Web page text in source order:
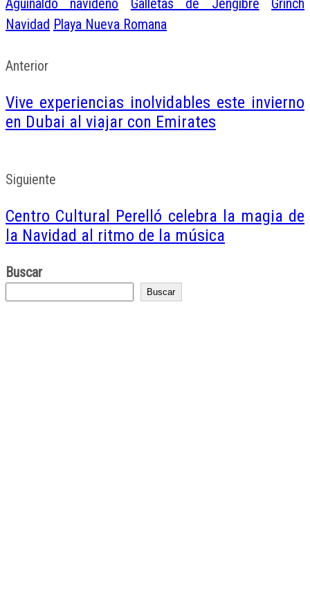
Navidad Playa Nueva Romana
Anterior
Vive experiencias inolvidables este invierno
en Dubai al viajar con Emirates
Siguiente
Centro Cultural Perelló celebra la magia de
la Navidad al ritmo de la música
Buscar
Buscar